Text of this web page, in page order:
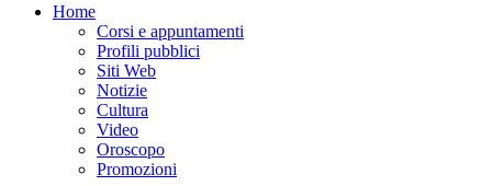
Home
Corsi e appuntamenti
Profili pubblici
Siti Web
Notizie
Cultura
Video
Oroscopo
Promozioni